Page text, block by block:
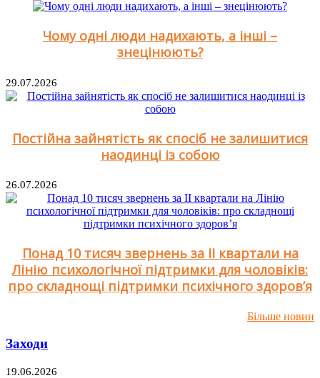
Чому одні люди надихають, а інші –
знецінюють?
29.07.2026
Постійна зайнятість як спосіб не залишитися
наодинці із собою
26.07.2026
Понад 10 тисяч звернень за ІІ квартали на
Лінію психологічної підтримки для чоловіків:
про складнощі підтримки психічного здоров’я
Більше новин
Заходи
19.06.2026